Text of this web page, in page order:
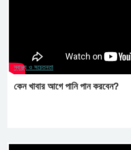
স্বাস্থ্য ও সচেতনতা
কেন খাবার আগে পানি পান করবেন?